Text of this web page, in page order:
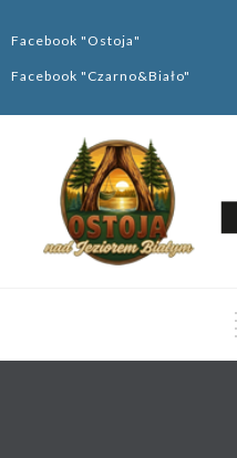
Facebook "Ostoja"
Facebook "Czarno&Biało"